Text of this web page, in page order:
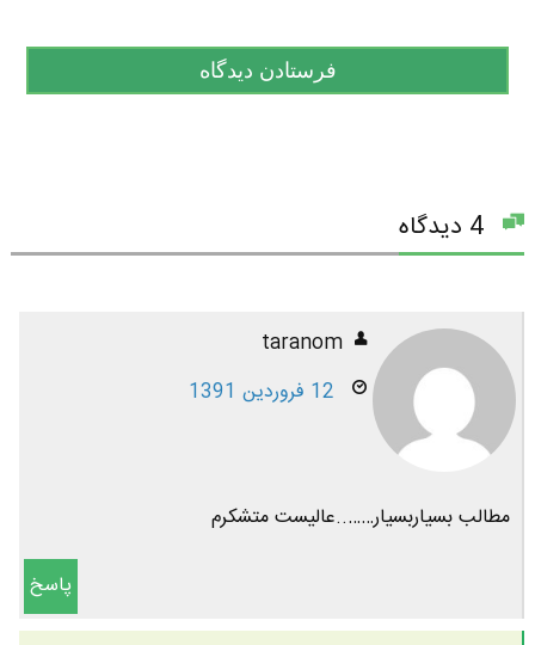
taranom
12 فروردین 1391
مطالب بسیاربسیار……..عالیست متشکرم
پاسخ